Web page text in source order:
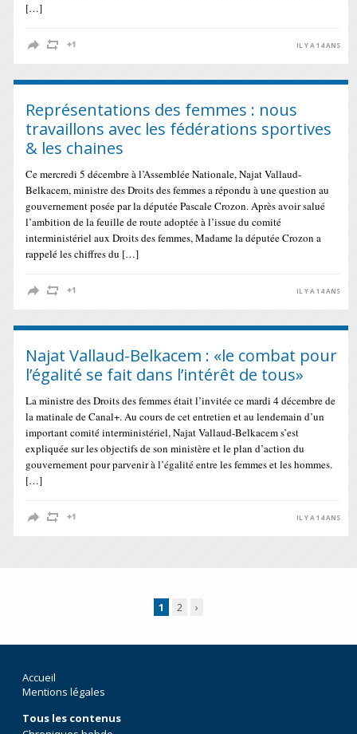
[…]
IL Y A 14 ANS
Représentations des femmes : nous
travaillons avec les fédérations sportives
& les chaines
Ce mercredi 5 décembre à l’Assemblée Nationale, Najat Vallaud-
Belkacem, ministre des Droits des femmes a répondu à une question au
gouvernement posée par la députée Pascale Crozon. Après avoir salué
l’ambition de la feuille de route adoptée à l’issue du comité
interministériel aux Droits des femmes, Madame la députée Crozon a
rappelé les chiffres du […]
IL Y A 14 ANS
Najat Vallaud-Belkacem : «le combat pour
l’égalité se fait dans l’intérêt de tous»
La ministre des Droits des femmes était l’invitée ce mardi 4 décembre de
la matinale de Canal+. Au cours de cet entretien et au lendemain d’un
important comité interministériel, Najat Vallaud-Belkacem s’est
expliquée sur les objectifs de son ministère et le plan d’action du
gouvernement pour parvenir à l’égalité entre les femmes et les hommes.
[…]
IL Y A 14 ANS
1 2 ›
Accueil
Mentions légales
Tous les contenus